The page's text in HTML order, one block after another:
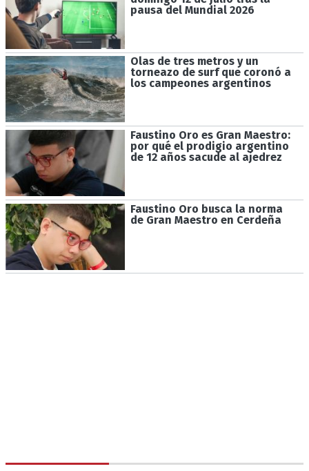
pausa del Mundial 2026
Olas de tres metros y un
torneazo de surf que coronó a
los campeones argentinos
Faustino Oro es Gran Maestro:
por qué el prodigio argentino
de 12 años sacude al ajedrez
Faustino Oro busca la norma
de Gran Maestro en Cerdeña